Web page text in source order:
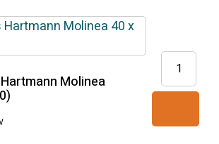
Molinea
Molinea